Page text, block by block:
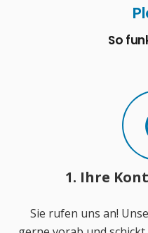
So
1. Ihre
Sie rufen uns an!